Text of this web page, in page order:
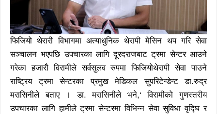
फिजियो थेरारी विभागमा अत्याधुनिक थेरापी मेसिन थप गरि सेवा
सञ्चालन भएपछि उपचारका लागि दूरदराजबाट ट्रमा सेन्टर आउने
गरेका हजारौ विरामीले सर्वसुलव रुपमा फिजियोथेरापी सेवा पाउने
राष्ट्रिय ट्रमा सेन्टरका प्रमुख मेडिकल सुपरिटेन्डेन्ट डा.रुद्र
मरासिनीले बताए । डा. मरासिनीले भने,‘ विरामीको गुणस्तरीय
उपचारका लागि हामीले ट्रमा सेन्टरमा विभिन्न सेवा सुविधा वृद्घि र